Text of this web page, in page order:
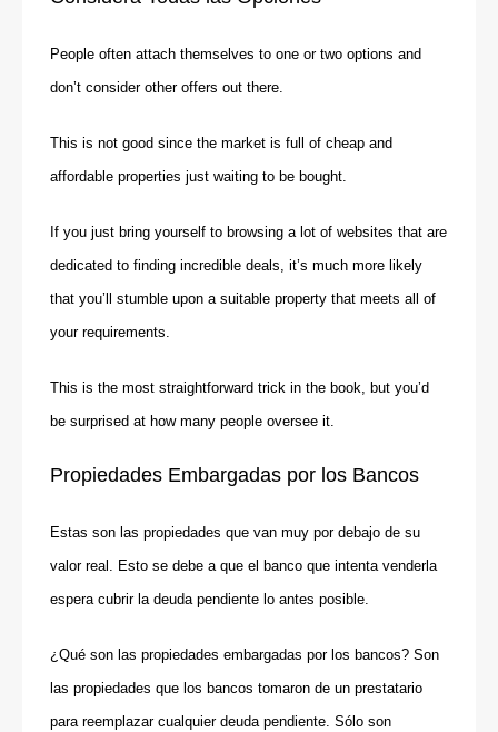
People often attach themselves to one or two options and
don’t consider other offers out there.
This is not good since the market is full of cheap and
affordable properties just waiting to be bought.
If you just bring yourself to browsing a lot of websites that are
dedicated to finding incredible deals, it’s much more likely
that you’ll stumble upon a suitable property that meets all of
your requirements.
This is the most straightforward trick in the book, but you’d
be surprised at how many people oversee it.
Propiedades Embargadas por los Bancos
Estas son las propiedades que van muy por debajo de su
valor real. Esto se debe a que el banco que intenta venderla
espera cubrir la deuda pendiente lo antes posible.
¿Qué son las propiedades embargadas por los bancos? Son
las propiedades que los bancos tomaron de un prestatario
para reemplazar cualquier deuda pendiente. Sólo son